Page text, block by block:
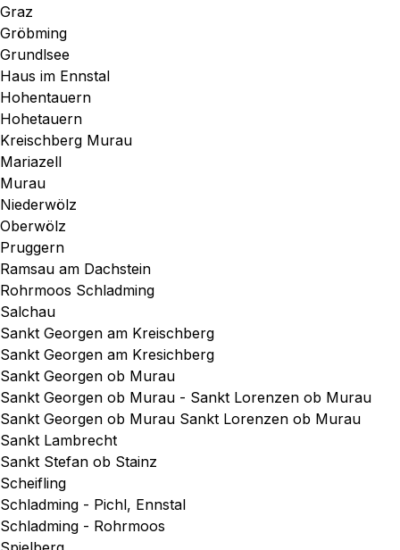
Graz
Gröbming
Grundlsee
Haus im Ennstal
Hohentauern
Hohetauern
Kreischberg Murau
Mariazell
Murau
Niederwölz
Oberwölz
Pruggern
Ramsau am Dachstein
Rohrmoos Schladming
Salchau
Sankt Georgen am Kreischberg
Sankt Georgen am Kresichberg
Sankt Georgen ob Murau
Sankt Georgen ob Murau - Sankt Lorenzen ob Murau
Sankt Georgen ob Murau Sankt Lorenzen ob Murau
Sankt Lambrecht
Sankt Stefan ob Stainz
Scheifling
Schladming - Pichl, Ennstal
Schladming - Rohrmoos